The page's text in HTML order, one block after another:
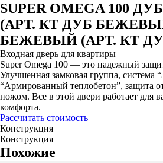
SUPER OMEGA 100
(АРТ. КТ ДУБ
БЕЖЕВЫЙ (АРТ. КТ
Входная дверь для квартиры
Super Omega 100 — это надежный
Улучшенная замковая группа, система
“Армированный теплобетон”, защита
ножом. Все в этой двери работает для
комфорта.
Рассчитать стоимость
Конструкция
Конструкция
Похожие